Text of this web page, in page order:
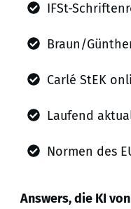
IFSt-
Braun/
Carlé StEK
Laufend
Normen des
Answers, die KI